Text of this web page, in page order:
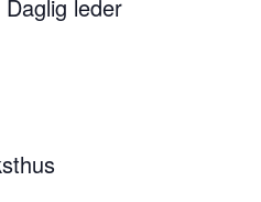
leder